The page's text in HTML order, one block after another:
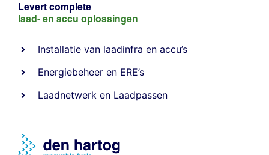
Levert complete
laad- en accu oplossingen
Installatie van laadinfra en accu’s
Energiebeheer en ERE’s
Laadnetwerk en Laadpassen